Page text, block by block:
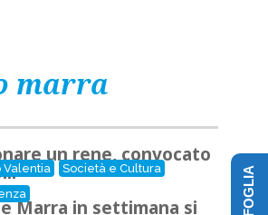
marra
Valentia
Società e Cultura
un rene, convocato
Marra in settimana si
SFOGLIA